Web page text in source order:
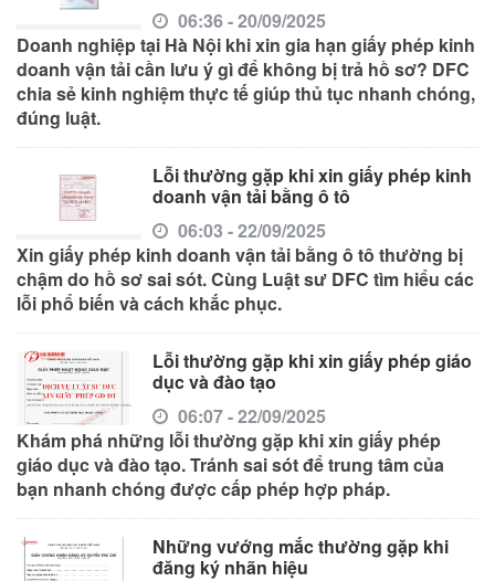
06:36 - 20/09/2025
Doanh nghiệp tại Hà Nội khi xin gia hạn giấy phép kinh
doanh vận tải cần lưu ý gì để không bị trả hồ sơ? DFC
chia sẻ kinh nghiệm thực tế giúp thủ tục nhanh chóng,
đúng luật.
Lỗi thường gặp khi xin giấy phép kinh
doanh vận tải bằng ô tô
06:03 - 22/09/2025
Xin giấy phép kinh doanh vận tải bằng ô tô thường bị
chậm do hồ sơ sai sót. Cùng Luật sư DFC tìm hiểu các
lỗi phổ biến và cách khắc phục.
Lỗi thường gặp khi xin giấy phép giáo
dục và đào tạo
06:07 - 22/09/2025
Khám phá những lỗi thường gặp khi xin giấy phép
giáo dục và đào tạo. Tránh sai sót để trung tâm của
bạn nhanh chóng được cấp phép hợp pháp.
Những vướng mắc thường gặp khi
đăng ký nhãn hiệu